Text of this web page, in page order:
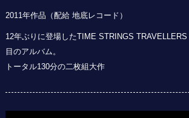
2011年作品（配給 地底レコード）
12年ぶりに登場したTIME STRINGS
目のアルバム。
トータル130分の二枚組大作